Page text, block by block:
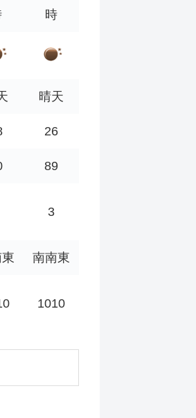
時
晴天
26
89
3
南南東
1010